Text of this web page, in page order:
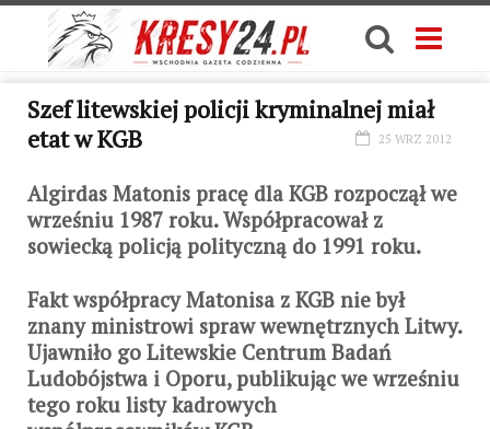
Szef litewskiej policji kryminalnej miał
etat w KGB
25 WRZ 2012
Algirdas Matonis pracę dla KGB rozpoczął we
wrześniu 1987 roku. Współpracował z
sowiecką policją polityczną do 1991 roku.
Fakt współpracy Matonisa z KGB nie był
znany ministrowi spraw wewnętrznych Litwy.
Ujawniło go Litewskie Centrum Badań
Ludobójstwa i Oporu, publikując we wrześniu
tego roku listy kadrowych